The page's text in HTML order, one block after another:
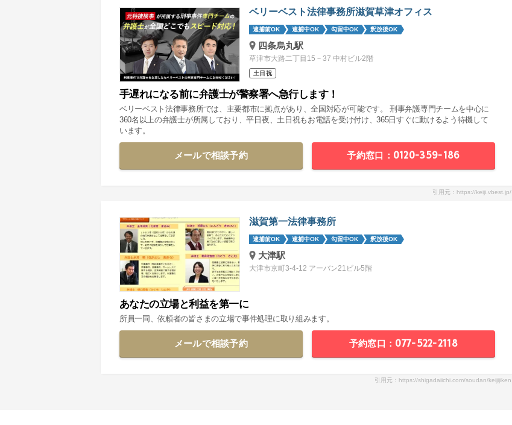
ベリーベスト法律事務所滋賀草津オフィス
逮捕前OK 逮捕中OK 勾留中OK 釈放後OK
四条烏丸駅
草津市大路二丁目15－37 中村ビル2階
土日祝
手遅れになる前に弁護士が警察署へ急行します！
ベリーベスト法律事務所では、主要都市に拠点があり、全国対応が可能です。 刑事弁護専門チームを中心に
360名以上の弁護士が所属しており、平日夜、土日祝もお電話を受け付け、365日すぐに動けるよう待機して
います。
メールで相談予約 予約窓口：0120-359-186
引用元：https://keiji.vbest.jp/
滋賀第一法律事務所
逮捕前OK 逮捕中OK 勾留中OK 釈放後OK
大津駅
大津市京町3-4-12 アーバン21ビル5階
あなたの立場と利益を第一に
所員一同、依頼者の皆さまの立場で事件処理に取り組みます。
メールで相談予約 予約窓口：077-522-2118
引用元：https://shigadaiichi.com/soudan/keijijiken